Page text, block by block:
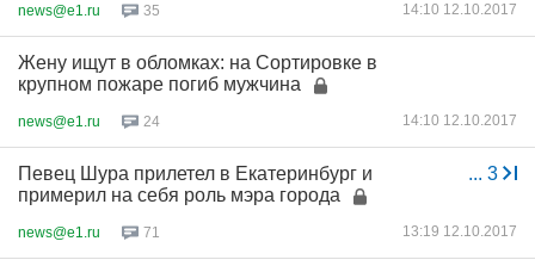
news@e1.ru 35 14:10 12.10.2017
Жену ищут в обломках: на Сортировке в
крупном пожаре погиб мужчина
news@e1.ru 24 14:10 12.10.2017
... 3
Певец Шура прилетел в Екатеринбург и
примерил на себя роль мэра города
news@e1.ru 71 13:19 12.10.2017